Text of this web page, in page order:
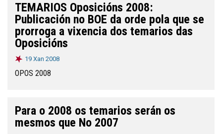
TEMARIOS Oposicións 2008:
Publicación no BOE da orde pola que se
prorroga a vixencia dos temarios das
Oposicións
19 Xan 2008
OPOS 2008
Para o 2008 os temarios serán os
mesmos que No 2007